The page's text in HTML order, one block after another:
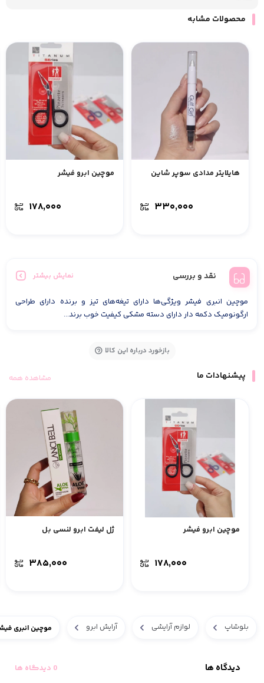
محصولات مشابه
هایلایتر مدادی سوپر شاین
۳۳۰,۰۰۰
موچین ابرو فیشر
۱۷۸,۰۰۰
نقد و بررسی نمایش بیشتر
موچین انبری فیشر ویژگی‌ها دارای تیغه‌های تیز و برنده دارای طراحی
ارگونومیک دکمه دار دارای دسته مشکی کیفیت خوب برند...
بازخورد درباره این کالا
پیشنهادات ما مشاهده همه
موچین ابرو فیشر
۱۷۸,۰۰۰
ژل لیفت ابرو لنسی بل
۳۸۵,۰۰۰
بلوشاپ لوازم آرایشی آرایش ابرو موچین انبری
دیدگاه ها 0 دیدگاه ها